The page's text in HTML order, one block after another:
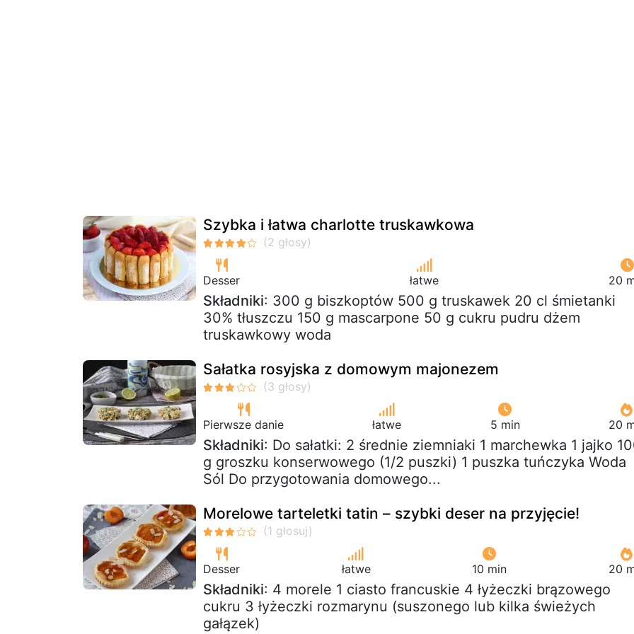
Szybka i łatwa charlotte truskawkowa
Desser łatwe 20
Składniki: 300 g biszkoptów 500 g truskawek 20 cl śmietanki
30% tłuszczu 150 g mascarpone 50 g cukru pudru dżem
truskawkowy woda
Sałatka rosyjska z domowym majonezem
Pierwsze danie łatwe 5 min 20
Składniki: Do sałatki: 2 średnie ziemniaki 1 marchewka 1 jajko
g groszku konserwowego (1/2 puszki) 1 puszka tuńczyka Woda
Sól Do przygotowania domowego...
Morelowe tarteletki tatin – szybki deser na przyjęcie!
Desser łatwe 10 min 20
Składniki: 4 morele 1 ciasto francuskie 4 łyżeczki brązowego
cukru 3 łyżeczki rozmarynu (suszonego lub kilka świeżych
gałązek)